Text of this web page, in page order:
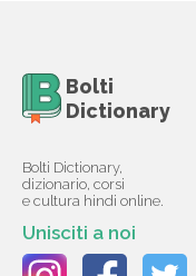
Bolti
Dictionary
Bolti Dictionary,
dizionario, corsi
e cultura hindi online.
Unisciti a noi